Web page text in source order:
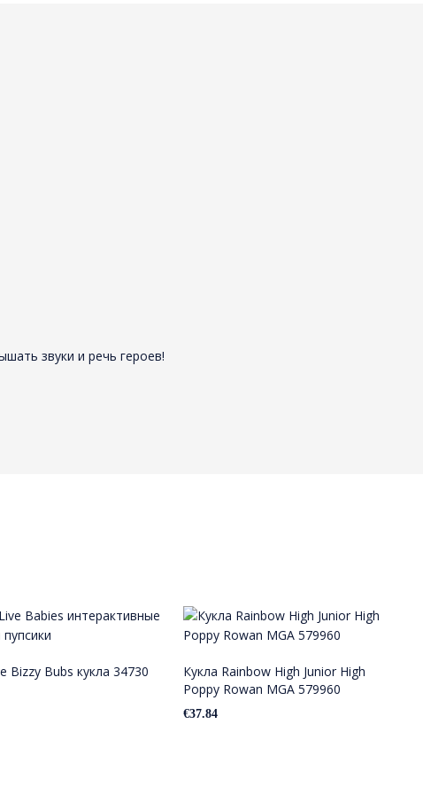
звуки и речь героев!
Bizzy Bubs кукла 34730
Кукла Rainbow High Junior High
Poppy Rowan MGA 579960
€37.84